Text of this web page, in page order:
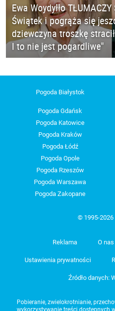
Ewa Woydyłło
Świątek i pogrąża się
dziewczyna troszkę
I to nie jest pogardliwe"
Pogoda Białystok
Pogoda Gdańsk
Pogoda Katowice
Pogoda Kraków
Pogoda Łódź
Pogoda Opole
Pogoda Rzeszów
Pogoda Warszawa
Pogoda Zakopane
© 1995-2026
Reklama O nas
Ustawienia prywatności
Źródło danych:
Pobieranie, zwielokrotnianie,
wykorzystywanie treści dostępnych